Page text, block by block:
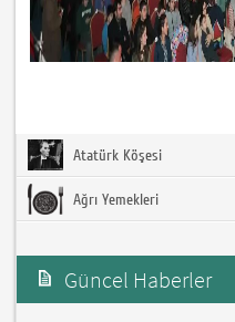
Atatürk Köşesi
Ağrı Yemekleri
Güncel Haberler